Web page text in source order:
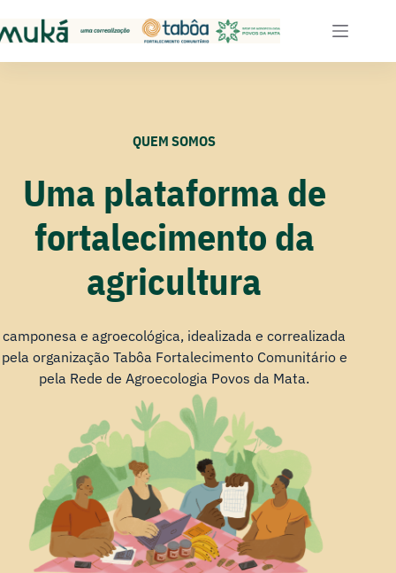
QUEM SOMOS
Uma plataforma de
fortalecimento da
agricultura
camponesa e agroecológica, idealizada e correalizada
pela organização Tabôa Fortalecimento Comunitário e
pela Rede de Agroecologia Povos da Mata.